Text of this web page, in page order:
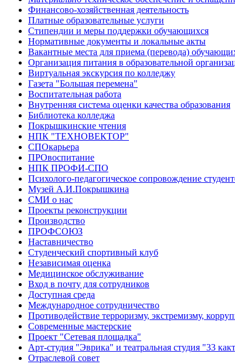
Финансово-хозяйственная деятельность
Платные образовательные услуги
Стипендии и меры поддержки обучающихся
Нормативные документы и локальные акты
Вакантные места для приема (перевода)
Организация питания в образовательной
Виртуальная экскурсия по колледжу
Газета "Большая перемена"
Воспитательная работа
Внутренняя система оценки качества образования
Библиотека колледжа
Покрышкинские чтения
НПК "ТЕХНОВЕКТОР"
СПОкарьера
ПРОвоспитание
НПК ПРОФИ-СПО
Психолого-педагогическое сопровождение
Музей А.И.Покрышкина
СМИ о нас
Проекты реконструкции
Производство
ПРОФСОЮЗ
Наставничество
Студенческий спортивный клуб
Независимая оценка
Медицинское обслуживание
Вход в почту для сотрудников
Доступная среда
Международное сотрудничество
Противодействие терроризму, экстремизму,
Современные мастерские
Проект "Сетевая площадка"
Арт-студия "Эврика" и театральная студия "33
Отраслевой совет